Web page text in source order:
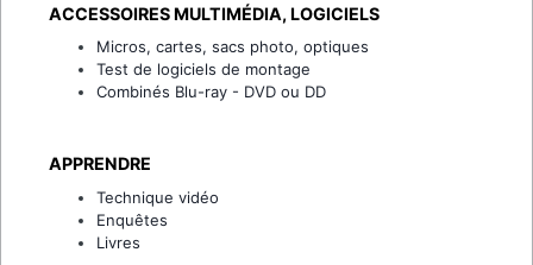
ACCESSOIRES MULTIMÉDIA, LOGICIELS
Micros, cartes, sacs photo, optiques
Test de logiciels de montage
Combinés Blu-ray - DVD ou DD
APPRENDRE
Technique vidéo
Enquêtes
Livres